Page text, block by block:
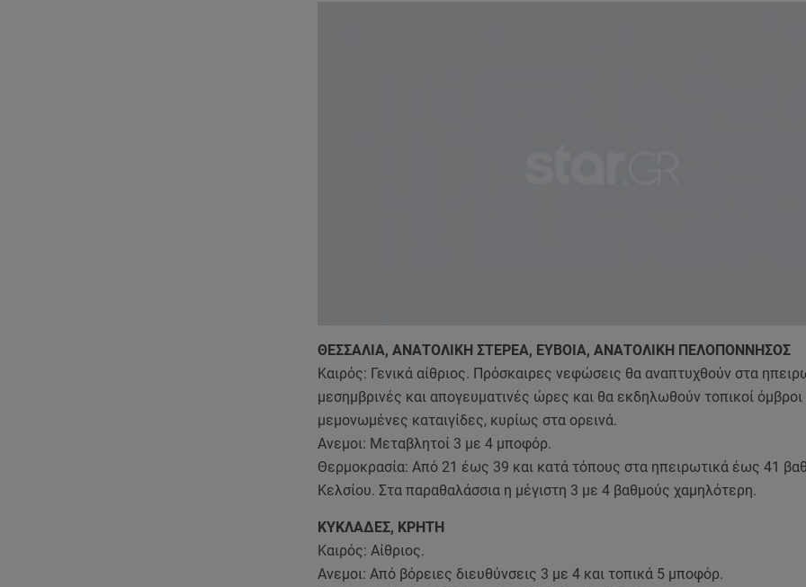
ΘΕΣΣΑΛΙΑ, ΑΝΑΤΟΛΙΚΗ ΣΤΕΡΕΑ, ΕΥΒΟΙΑ, ΑΝΑΤΟΛΙΚΗ ΠΕΛΟΠΟΝΝΗΣΟΣ
Καιρός: Γενικά αίθριος. Πρόσκαιρες νεφώσεις θα αναπτυχθούν στα
μεσημβρινές και απογευματινές ώρες και θα εκδηλωθούν τοπικοί όμβροι
μεμονωμένες καταιγίδες, κυρίως στα ορεινά.
Ανεμοι: Μεταβλητοί 3 με 4 μποφόρ.
Θερμοκρασία: Από 21 έως 39 και κατά τόπους στα ηπειρωτικά έως 41
Κελσίου. Στα παραθαλάσσια η μέγιστη 3 με 4 βαθμούς χαμηλότερη.
ΚΥΚΛΑΔΕΣ, ΚΡΗΤΗ
Καιρός: Αίθριος.
Ανεμοι: Από βόρειες διευθύνσεις 3 με 4 και τοπικά 5 μποφόρ.